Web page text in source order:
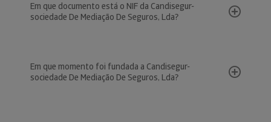
Em que documento está o NIF da Candisegur-
sociedade De Mediação De Seguros, Lda?
Em que momento foi fundada a Candisegur-
sociedade De Mediação De Seguros, Lda?